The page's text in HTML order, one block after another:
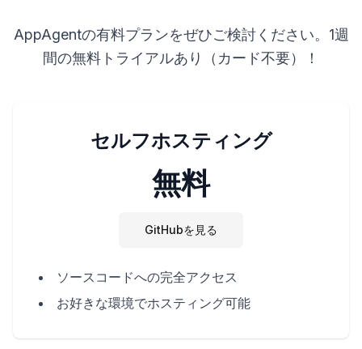
AppAgentの有料プランをぜひご検討ください。1週
間の無料トライアルあり（カード不要）！
セルフホスティング
無料
GitHubを見る
ソースコードへの完全アクセス
お好きな環境でホスティング可能